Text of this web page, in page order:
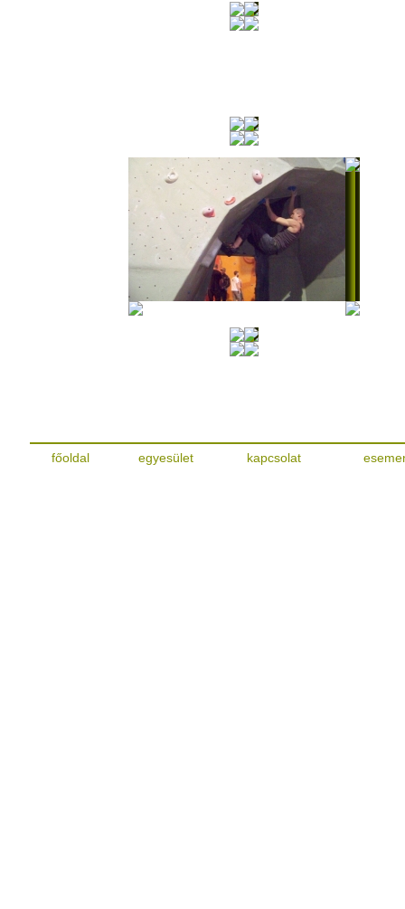
főoldal egyesület kapcsolat